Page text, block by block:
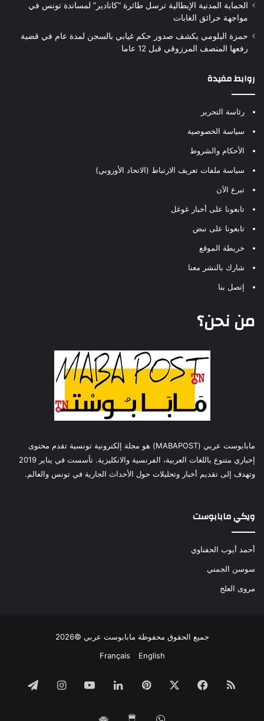
الحماية المدنية الإيطالية ترسل طائرة “كانادير” لمساندة تونس في
مواجهة حرائق الغابات
حمزة البلومي يكشف صدور حكم غيابي بالسجن لمدة عام في قضية
رفعها المنصف المرزوقي قبل 12 عاما
روابط مفيدة
رئاسة التحرير
سياسة الخصوصية
الأحكام والشروط
سياسة ملفات تعريف الارتباط (الاتحاد الأوروبي)
تبرع الآن
تابعونا على أخبار غوغل
تابعونا على نبض
خريطة الموقع
شارك بالنشر معنا
إتصل بنا
من نحن؟
مابابوست عربي (MABAPOST) هو مجلة إلكترونية تونسية تقدم محتوى
إخباري متنوع باللغات العربية، الفرنسية والانكليزية. تأسست في يناير 2019
وتهدف إلى تقديم أخبار وتحليلات حول الأحداث الجارية في تونس والعالم.
ويكي مابابوست
أحمد أيوب الحفناوي
سوسن الجمني
مروى العلج
جميع الحقوق محفوظة مابابوست عربي ©2026
English
Français
ملخص فيسبوك بينتيريستلينكدإن ‫YouTubeانستقرام